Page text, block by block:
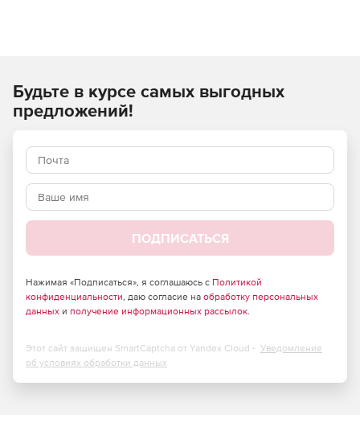
Основные преимущества
Автоматизированная, пакетная или ручная загрузка
документации.
Использование иерархической структуры в
хранилище данных.
рассмотрения документации с контролем регламента.
Быстрый поиск, создание выборок.
Интерфейс поддерживает опции обмена данными с
внешними системами.
Будьте в курсе самых выгодных
предложений!
ПОДПИСАТЬСЯ
Нажимая «Подписаться», я соглашаюсь с Политикой
конфиденциальности, даю согласие на обработку персональных
данных и получение информационных рассылок.
Этот сайт защищен SmartCaptcha от Yandex Cloud - Уведомление
об условиях обработки данных